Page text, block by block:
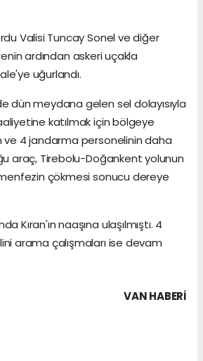
Valisi Tuncay Sonel ve diğer
ardından askeri uçakla
uğurlandı.
dün meydana gelen sel dolayısıyla
katılmak için bölgeye
ve 4 jandarma personelinin daha
araç, Tirebolu-Doğankent yolunun
çökmesi sonucu dereye
Kıran'ın naaşına ulaşılmıştı. 4
arama çalışmaları ise devam
VAN HABERİ